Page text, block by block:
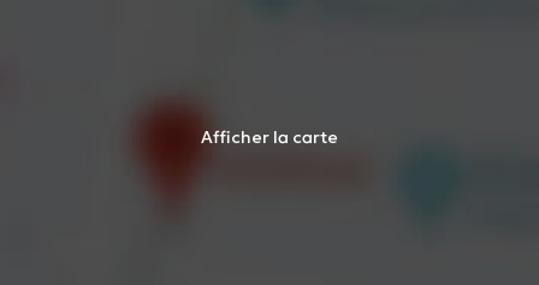
Afficher la carte